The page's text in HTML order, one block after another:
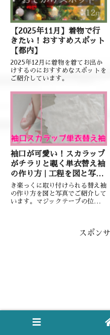
【2025年11月】着物で行
きたい！おすすめスポット
【都内】
2025年12月に着物を着てお出か
けするのにおすすめなスポットを
ご紹介しています。
袖口が可愛い！スカラップ
がチラリと覗く単衣替え袖
の作り方 | 工程を図と写真
で紹介
き楽っくに取り付けられる替え袖
の作り方を図と写真でご紹介して
います。マジックテープの位置を
スポン